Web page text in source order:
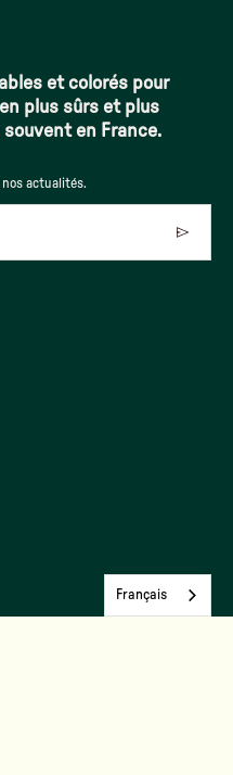
et colorés pour
plus sûrs et plus
en France.
nos actualités.
Français